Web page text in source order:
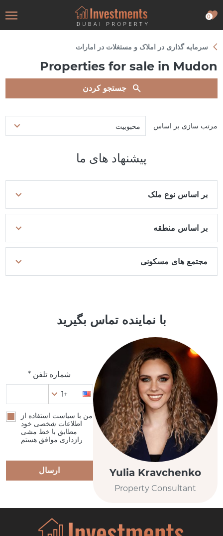
0
سرمایه گذاری در املاک و مستغلات در امارات
Properties for sale in Mudon
جستجو کردن
مرتب سازی بر اساس محبوبیت
پیشنهاد های ما
بر اساس نوع ملک
بر اساس منطقه
مجتمع های مسکونی
با نماینده تماس بگیرید
Yulia Kravchenko
Property Consultant
شماره تلفن *
+1
من با سیاست استفاده از
اطلاعات شخصی خود
مطابق با خط مشی
رازداری موافق هستم
ارسال